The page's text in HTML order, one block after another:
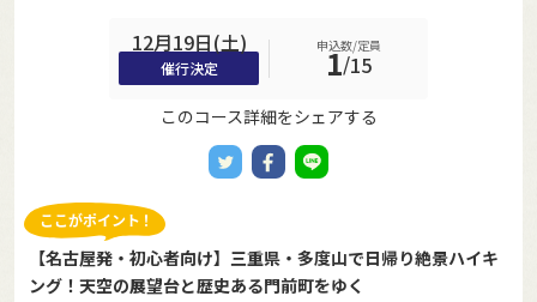
12月19日(土)
催行決定
申込数/定員
1/15
このコース詳細をシェアする
【名古屋発・初心者向け】三重県・多度山で日帰り絶景ハイキ
ング！天空の展望台と歴史ある門前町をゆく